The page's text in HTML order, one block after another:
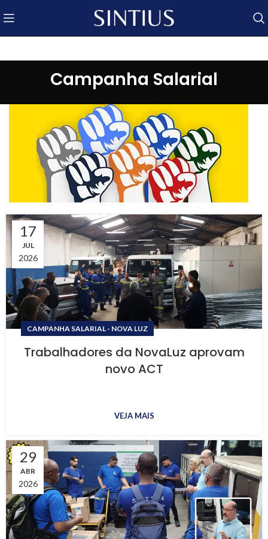
Campanha Salarial
17
JUL
2026
CAMPANHA SALARIAL - NOVA LUZ
Trabalhadores da NovaLuz aprovam
novo ACT
VEJA MAIS
29
ABR
2026